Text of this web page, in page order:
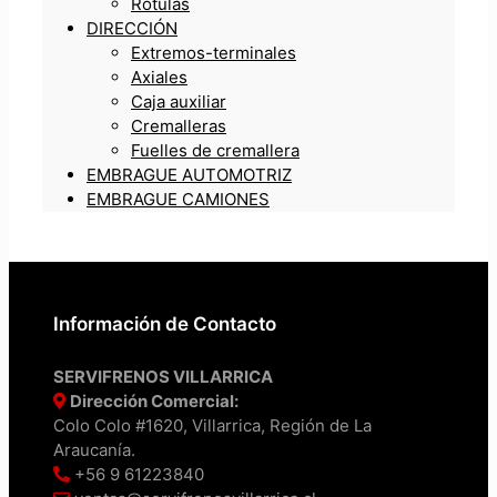
DIRECCIÓN
Extremos-terminales
Axiales
Caja auxiliar
Cremalleras
Fuelles de cremallera
EMBRAGUE AUTOMOTRIZ
EMBRAGUE CAMIONES
Información de Contacto
SERVIFRENOS VILLARRICA
Dirección Comercial:
Colo Colo #1620, Villarrica, Región de La
Araucanía.
+56 9 61223840